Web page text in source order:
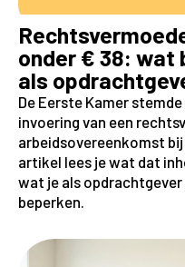
onder € 38: wat
als
De Eerste Kamer
invoering van een
arbeidsovereenkomst
artikel lees je wat dat
wat je als
beperken.